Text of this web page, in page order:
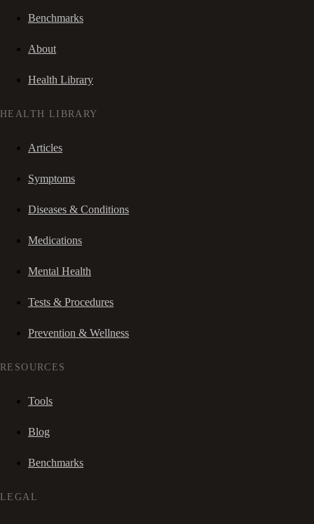
Benchmarks
About
Health Library
HEALTH LIBRARY
Articles
Symptoms
Diseases & Conditions
Medications
Mental Health
Tests & Procedures
Prevention & Wellness
RESOURCES
Tools
Blog
Benchmarks
LEGAL